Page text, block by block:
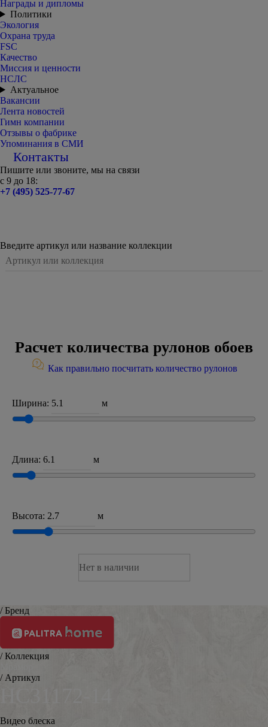
Награды и дипломы
Политики
Экология
Охрана труда
FSC
Качество
Миссия и ценности
НСЛС
Актуальное
Вакансии
Лента новостей
Гимн компании
Отзывы о фабрике
Упоминания в СМИ
Контакты
Пишите или звоните, мы на связи
с 9 до 18:
+7 (495) 525-77-67
Введите артикул или название коллекции
Расчет количества рулонов обоев
Как правильно посчитать количество рулонов
Ширина: м
Длина: м
Высота: м
Нет в наличии
/ Бренд
/ Коллекция
/ Артикул
Видео блеска